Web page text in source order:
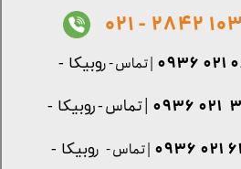
| تماس - روبیکا -
1032
| تماس - روبیکا -
| تماس - روبیکا -